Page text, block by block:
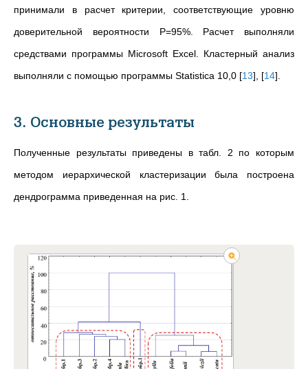
принимали в расчет критерии, соответствующие уровню
доверительной вероятности P=95%. Расчет выполняли
средствами программы Microsoft Excel. Кластерный анализ
выполняли с помощью программы Statistica 10,0 [13] [14]
3. Основные результаты
Полученные результаты приведены в табл. 2 по которым
методом иерархической кластеризации была построена
дендрограмма приведенная на рис. 1.